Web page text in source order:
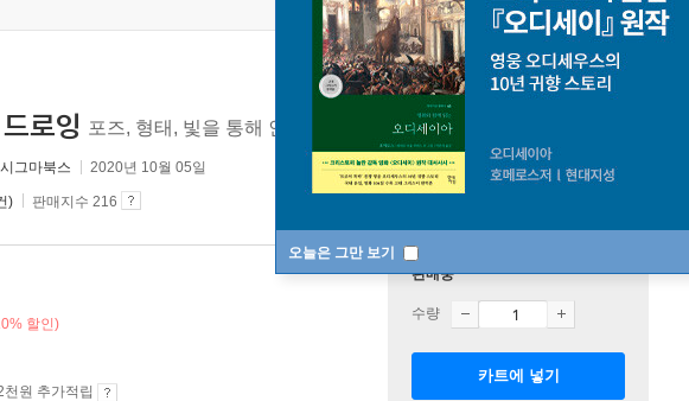
오늘은 그만 보기
로잉 포즈, 형태, 빛을 통해 인체 드로잉 이해하기
시그마북스 2020년 10월 05일
) 판매지수 216
할인)
원 추가적립
판매중
수량
카트에 넣기